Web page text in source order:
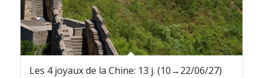
Les 4 joyaux de la Chine: 13 j. (10→22/06/27)